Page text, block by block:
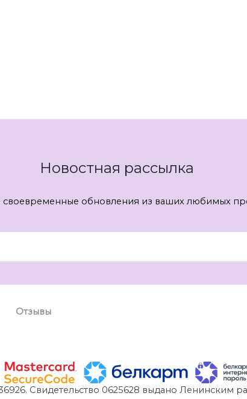
Новостная рассылка
своевременные обновления из ваших любимых
Отзывы
Свидетельство 0625628 выдано Ленинским